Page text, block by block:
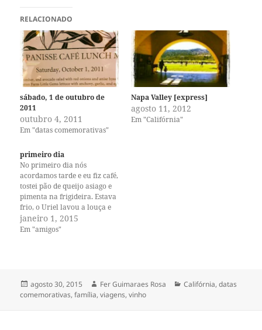
RELACIONADO
sábado, 1 de outubro de
2011
outubro 4, 2011
Em "datas comemorativas"
Napa Valley [express]
agosto 11, 2012
Em "Califórnia"
primeiro dia
No primeiro dia nós
acordamos tarde e eu fiz café,
tostei pão de queijo asiago e
pimenta na frigideira. Estava
frio, o Uriel lavou a louça e
começamos a fazer o almoço.
O Scott chegou ao meio dia
janeiro 1, 2015
Em "amigos"
Publicado
em
agosto 30, 2015 Autor
Fer Guimaraes Rosa Categorias
Califórnia,datas
comemorativas,família,viagens,vinho